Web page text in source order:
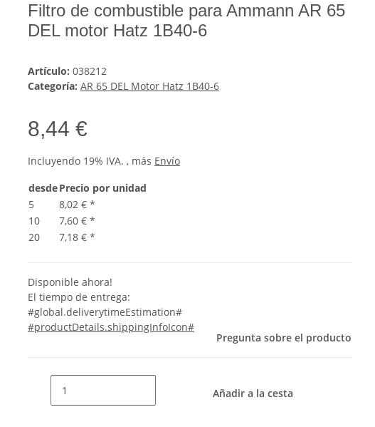
Filtro de combustible para Ammann AR 65
DEL motor Hatz 1B40-6
Artículo: 038212
Categoría: AR 65 DEL Motor Hatz 1B40-6
8,44 €
Incluyendo 19% IVA. , más Envío
desdePrecio por unidad
5
8,02 € *
10
7,60 € *
20
7,18 € *
Disponible ahora!
El tiempo de entrega:
#global.deliverytimeEstimation#
#productDetails.shippingInfoIcon#
Pregunta sobre el producto
Añadir a la cesta